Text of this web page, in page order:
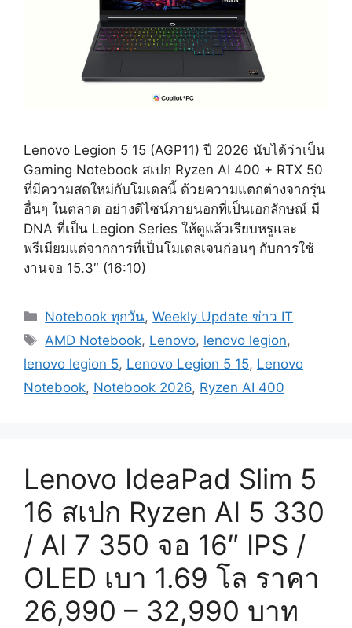
Lenovo Legion 5 15 (AGP11) ปี 2026 นับได้ว่าเป็น
Gaming Notebook สเปก Ryzen AI 400 + RTX 50
ที่มีความสดใหม่กับโมเดลนี้ ด้วยความแตกต่างจากรุ่น
อื่นๆ ในตลาด อย่างดีไซน์ภายนอกที่เป็นเอกลักษณ์ มี
DNA ที่เป็น Legion Series ให้ดูแล้วเรียบหรูและ
พรีเมียมแต่จากการที่เป็นโมเดลเจนก่อนๆ กับการใช้
งานจอ 15.3″ (16:10)
Categories
Notebook ทุกวัน,Weekly Update ข่าว IT
Tags
AMD Notebook, Lenovo, lenovo legion,
lenovo legion 5, Lenovo Legion 5 15, Lenovo
Notebook, Notebook 2026, Ryzen AI 400
Lenovo IdeaPad Slim 5
16 สเปก Ryzen AI 5 330
/ AI 7 350 จอ 16″ IPS /
OLED เบา 1.69 โล ราคา
26,990 – 32,990 บาท